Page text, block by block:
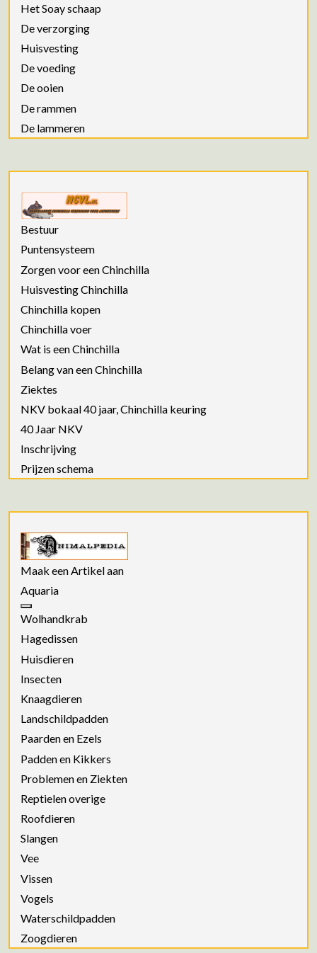
Het Soay schaap
De verzorging
Huisvesting
De voeding
De ooien
De rammen
De lammeren
Bestuur
Puntensysteem
Zorgen voor een Chinchilla
Huisvesting Chinchilla
Chinchilla kopen
Chinchilla voer
Wat is een Chinchilla
Belang van een Chinchilla
Ziektes
NKV bokaal 40 jaar, Chinchilla keuring
40 Jaar NKV
Inschrijving
Prijzen schema
Maak een Artikel aan
Aquaria
Wolhandkrab
Hagedissen
Huisdieren
Insecten
Knaagdieren
Landschildpadden
Paarden en Ezels
Padden en Kikkers
Problemen en Ziekten
Reptielen overige
Roofdieren
Slangen
Vee
Vissen
Vogels
Waterschildpadden
Zoogdieren